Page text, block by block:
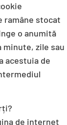
ramâne stocat
o anumită
minute, zile sau
acestuia de
de internet